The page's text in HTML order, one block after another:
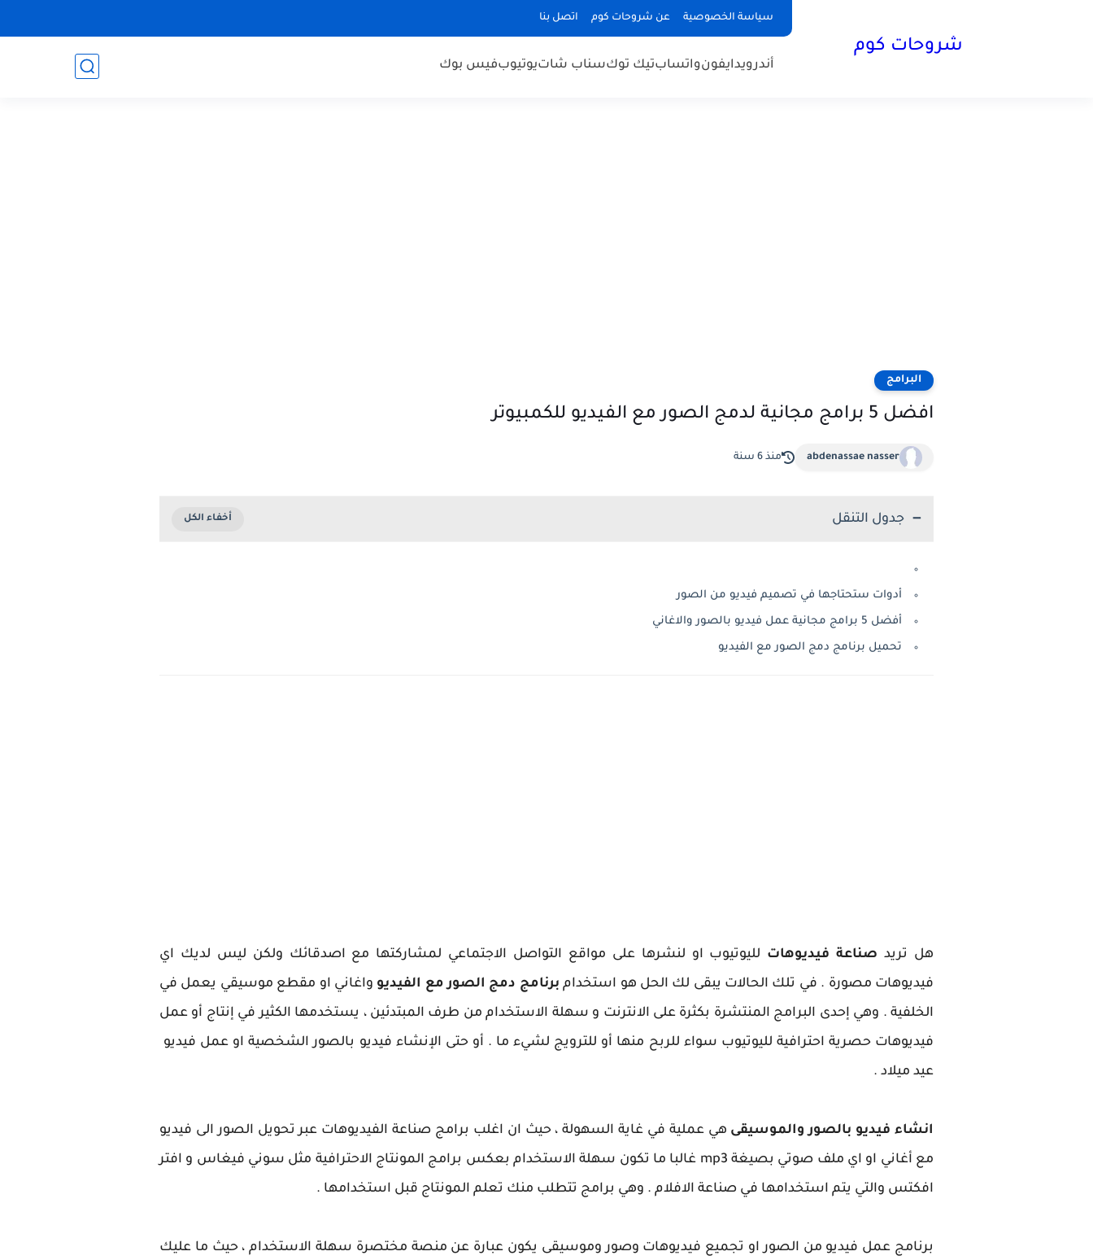
سياسة الخصوصية عن شروحات كوم اتصل بنا
شروحات كوم
أندرويدايفونواتسابتيك توكسناب شاتيوتيوبفيس بوك
البرامج
افضل 5 برامج مجانية لدمج الصور مع الفيديو للكمبيوتر
abdenassae nasser منذ 6 سنة
جدول التنقل
أدوات ستحتاجها في تصميم فيديو من الصور
أفضل 5 برامج مجانية عمل فيديو بالصور والاغاني
تحميل برنامج دمج الصور مع الفيديو
هل تريد صناعة فيديوهات لليوتيوب او لنشرها على مواقع التواصل الاجتماعي لمشاركتها مع اصدقائك ولكن ليس لديك اي
فيديوهات مصورة . في تلك الحالات يبقى لك الحل هو استخدام برنامج دمج الصور مع الفيديو واغاني او مقطع موسيقي يعمل في
الخلفية . وهي إحدى البرامج المنتشرة بكثرة على الانترنت و سهلة الاستخدام من طرف المبتدئين ، يستخدمها الكثير في إنتاج أو عمل
فيديوهات حصرية احترافية لليوتيوب سواء للربح منها أو للترويج لشيء ما . أو حتى الإنشاء فيديو بالصور الشخصية او عمل فيديو
عيد ميلاد .
انشاء فيديو بالصور والموسيقى هي عملية في غاية السهولة ، حيث ان اغلب برامج صناعة الفيديوهات عبر تحويل الصور الى فيديو
مع أغاني او اي ملف صوتي بصيغة mp3 غالبا ما تكون سهلة الاستخدام بعكس برامج المونتاج الاحترافية مثل سوني فيغاس و افتر
افكتس والتي يتم استخدامها في صناعة الافلام . وهي برامج تتطلب منك تعلم المونتاج قبل استخدامها .
برنامج عمل فيديو من الصور او تجميع فيديوهات وصور وموسيقى يكون عبارة عن منصة مختصرة سهلة الاستخدام ، حيث ما عليك